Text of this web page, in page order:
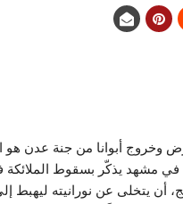
أبوانا من جنة عدن هو
أن يتخلى عن نورانيته ليهبط